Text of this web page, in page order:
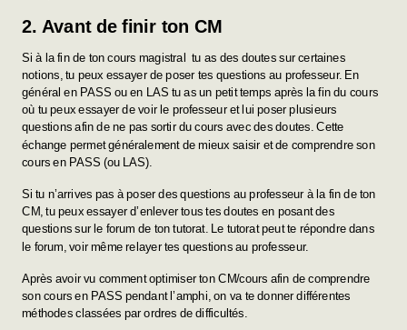
2. Avant de finir ton CM
Si à la fin de ton cours magistral tu as des doutes sur certaines
notions, tu peux essayer de poser tes questions au professeur. En
général en PASS ou en LAS tu as un petit temps après la fin du cours
où tu peux essayer de voir le professeur et lui poser plusieurs
questions afin de ne pas sortir du cours avec des doutes. Cette
échange permet généralement de mieux saisir et de comprendre son
cours en PASS (ou LAS).
Si tu n’arrives pas à poser des questions au professeur à la fin de ton
CM, tu peux essayer d’enlever tous tes doutes en posant des
questions sur le forum de ton tutorat. Le tutorat peut te répondre dans
le forum, voir même relayer tes questions au professeur.
Après avoir vu comment optimiser ton CM/cours afin de comprendre
son cours en PASS pendant l’amphi, on va te donner différentes
méthodes classées par ordres de difficultés.